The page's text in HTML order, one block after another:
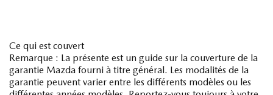
Ce qui est couvert
Remarque : La présente est un guide sur la couverture de la
garantie Mazda fourni à titre général. Les modalités de la
garantie peuvent varier entre les différents modèles ou les